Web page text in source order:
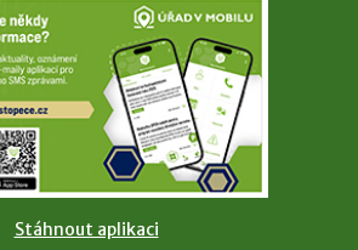
Stáhnout aplikaci